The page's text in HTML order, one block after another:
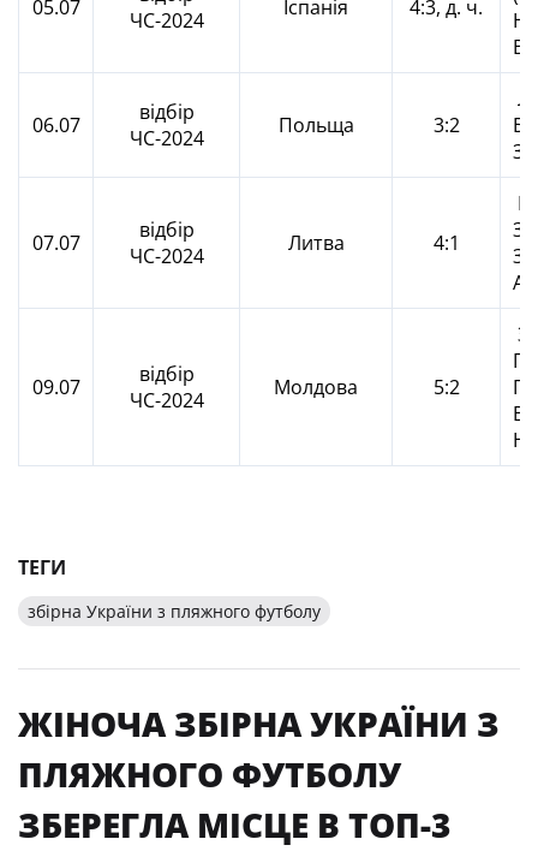
05.07
ЧС-2024
Іспанія 4:3, д. ч.
06.07
відбір
ЧС-2024
Польща 3:2
07.07
відбір
ЧС-2024
Литва 4:1
А.
09.07
відбір
ЧС-2024
Молдова 5:2
ТЕГИ
збірна України з пляжного футболу
ЖІНОЧА ЗБІРНА УКРАЇНИ З
ПЛЯЖНОГО ФУТБОЛУ
ЗБЕРЕГЛА МІСЦЕ В ТОП-3